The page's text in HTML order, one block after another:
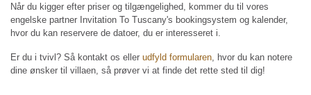
Når du kigger efter priser og tilgængelighed, kommer du til vores
engelske partner Invitation To Tuscany's bookingsystem og kalender,
hvor du kan reservere de datoer, du er interesseret i.
Er du i tvivl? Så kontakt os eller udfyld formularen , hvor du kan notere
dine ønsker til villaen, så prøver vi at finde det rette sted til dig!